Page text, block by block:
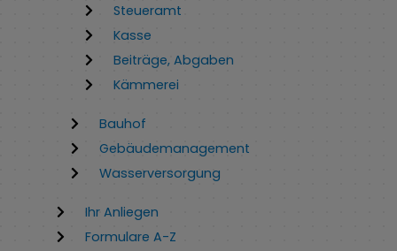
Steueramt
Kasse
Beiträge, Abgaben
Kämmerei
Bauhof
Gebäudemanagement
Wasserversorgung
Ihr Anliegen
Formulare A-Z